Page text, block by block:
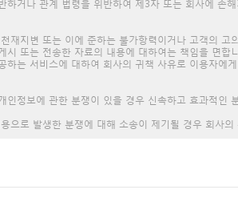
하거나 관계 법령을 위반하여 제3자 또는 회사에 손
재지변 또는 이에 준하는 불가항력이거나 고객의
시 또는 전송한 자료의 내용에 대하여는 책임을 면합
하는 서비스에 대하여 회사의 귀책 사유로 이용자에
인정보에 관한 분쟁이 있을 경우 신속하고 효과적인
으로 발생한 분쟁에 대해 소송이 제기될 경우 회사